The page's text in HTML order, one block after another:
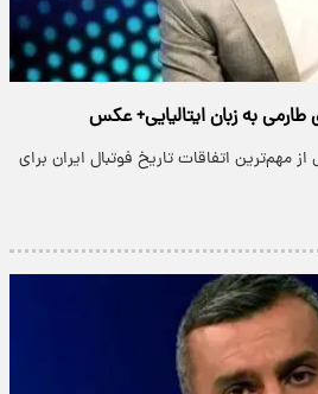
به زبان ایتالیایی+ عکس
مهم‌ترین اتفاقات تاریخ فوتبال ایران برای